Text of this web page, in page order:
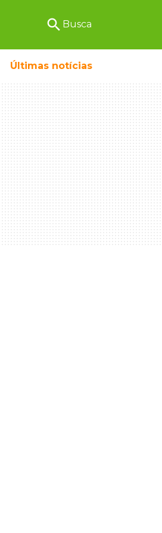
search Busca
Últimas notícias